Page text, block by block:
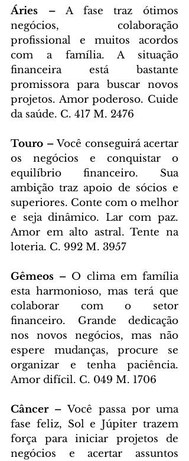
Áries – A fase traz ótimos
negócios, colaboração
profissional e muitos acordos
com a família. A situação
financeira está bastante
promissora para buscar novos
projetos. Amor poderoso. Cuide
da saúde. C. 417 M. 2476
Touro – Você conseguirá acertar
os negócios e conquistar o
equilíbrio financeiro. Sua
ambição traz apoio de sócios e
superiores. Conte com o melhor
e seja dinâmico. Lar com paz.
Amor em alto astral. Tente na
loteria. C. 992 M. 3957
Gêmeos – O clima em família
esta harmonioso, mas terá que
colaborar com o setor
financeiro. Grande dedicação
nos novos negócios, mas não
espere mudanças, procure se
organizar e tenha paciência.
Amor difícil. C. 049 M. 1706
Câncer – Você passa por uma
fase feliz, Sol e Júpiter trazem
força para iniciar projetos de
negócios e acertar assuntos